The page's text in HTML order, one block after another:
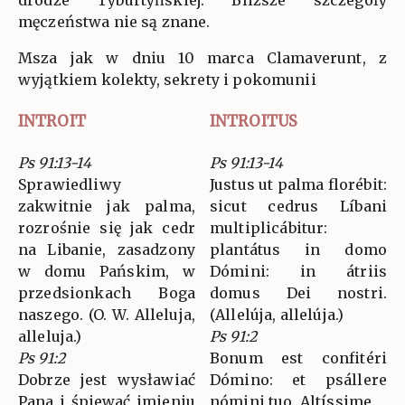
męczeństwa nie są znane.
Msza jak w dniu 10 marca Clamaverunt, z
wyjątkiem kolekty, sekrety i pokomunii
INTROIT INTROITUS
Ps 91:13-14
Sprawiedliwy
zakwitnie jak palma,
rozrośnie się jak cedr
na Libanie, zasadzony
w domu Pańskim, w
przedsionkach Boga
naszego. (O. W. Alleluja,
alleluja.)
Ps 91:2
Dobrze jest wysławiać
Ps 91:13-14
Justus ut palma florébit:
sicut cedrus Líbani
multiplicábitur:
plantátus in domo
Dómini: in átriis
domus Dei nostri.
(Allelúja, allelúja.)
Ps 91:2
Bonum est confitéri
Dómino: et psállere